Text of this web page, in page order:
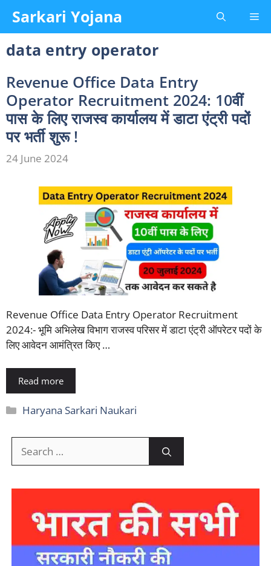
content
Sarkari Yojana
data entry operator
Revenue Office Data Entry
Operator Recruitment 2024: 10वीं
पास के लिए राजस्व कार्यालय में डाटा एंट्री पदों
पर भर्ती शुरू !
24 June 2024
Revenue Office Data Entry Operator Recruitment
2024:- भूमि अभिलेख विभाग राजस्व परिसर में डाटा एंट्री ऑपरेटर पदों के
लिए आवेदन आमंत्रित किए …
Read more
Categories
Haryana Sarkari Naukari
for: